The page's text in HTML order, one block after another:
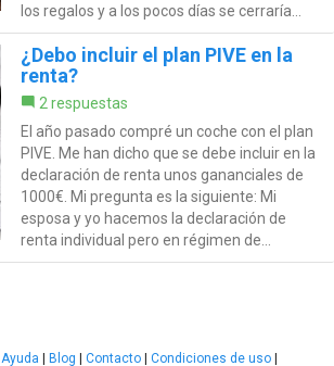
los regalos y a los pocos días se cerraría...
¿Debo incluir el plan PIVE en la
renta?
2 respuestas
El año pasado compré un coche con el plan
PIVE. Me han dicho que se debe incluir en la
declaración de renta unos gananciales de
1000€. Mi pregunta es la siguiente: Mi
esposa y yo hacemos la declaración de
renta individual pero en régimen de...
Ayuda Blog Contacto Condiciones de uso